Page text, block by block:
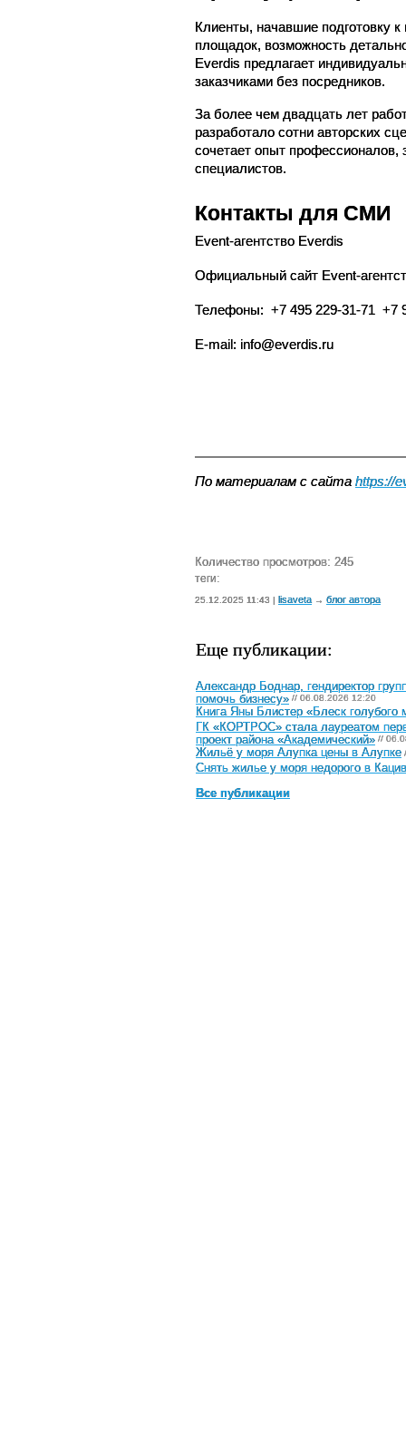
Клиенты, начавшие подготовку
площадок, возможность
Everdis предлагает
заказчиками без посредников.
За более чем двадцать лет
разработало сотни авторских
сочетает опыт
специалистов.
Контакты для СМИ
Event-агентство Everdis
Официальный сайт Event-
Телефоны:  +7 495 229-31-71  +7
E-mail: info@everdis.ru
По материалам с сайта https://
Количество просмотров: 245
теги:
25.12.2025 11:43 | lisaveta → блог автора
Еще публикации:
Александр Боднар, гендиректор
помочь бизнесу» // 06.08.2026 12:20
Книга Яны Блистер «Блеск голубого
ГК «КОРТРОС» стала лауреатом
проект района «Академический» //
Жильё у моря Алупка цены в Алупке
Снять жилье у моря недорого в
Все публикации